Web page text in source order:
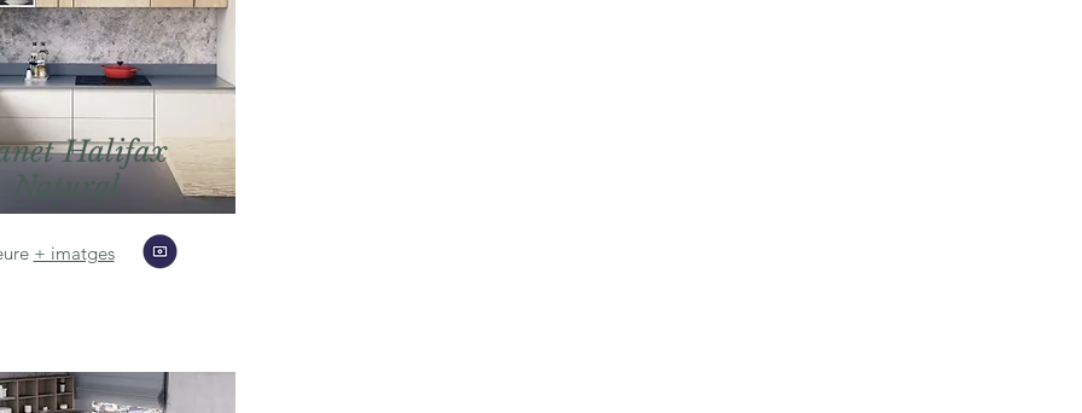
Halifax
Natural
+ imatges